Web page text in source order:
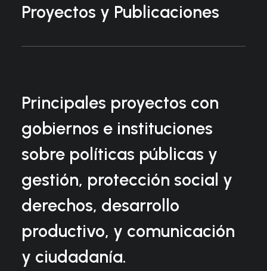
Proyectos y Publicaciones
Principales proyectos con
gobiernos e instituciones
sobre políticas públicas y
gestión, protección social y
derechos, desarrollo
productivo, y comunicación
y ciudadanía.